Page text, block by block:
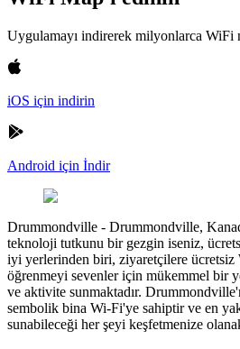
Uygulamayı indirerek milyonlarca WiFi
iOS için indirin
Android için İndir
Drummondville - Drummondville,
teknoloji tutkunu bir gezgin iseniz,
iyi yerlerinden biri, ziyaretçilere
öğrenmeyi sevenler için mükemmel bir
ve aktivite sunmaktadır.
sembolik bina Wi-Fi'ye sahiptir ve en
sunabileceği her şeyi keşfetmenize